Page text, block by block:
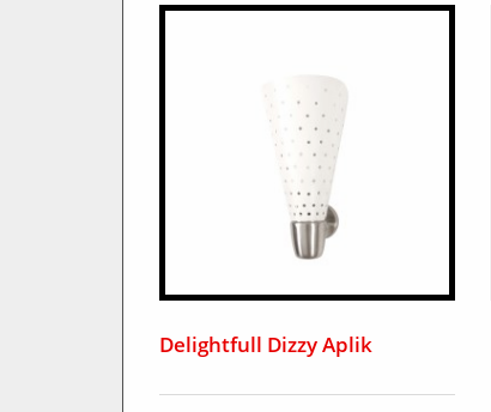
Delightfull Dizzy Aplik